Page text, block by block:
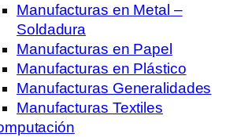
Manufacturas en Metal –
Soldadura
Manufacturas en Papel
Manufacturas en Plástico
Manufacturas Generalidades
Manufacturas Textiles